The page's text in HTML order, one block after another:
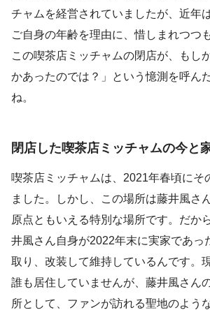
チャムを経営されていましたが、近年
ご自身の年齢を理由に、惜しまれつつ
この喫茶店ミッチャムの閉店が、もし
かあったのでは？」という憶測を呼ん
ね。
閉店した喫茶店ミッチャムの今と
喫茶店ミッチャムは、2021年春頃にそ
ました。しかし、この場所は藤井風さ
原点ともいえる特別な場所です。だか
井風さん自身が2022年末に実家であっ
取り、改装して維持しているんです。
誰も居住していませんが、藤井風さん
所として、ファンが訪れる聖地のよう